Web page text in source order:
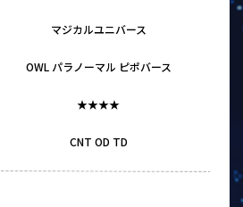
マジカルユニバース
OWL パラノーマル ピポバース
★★★★
CNT OD TD